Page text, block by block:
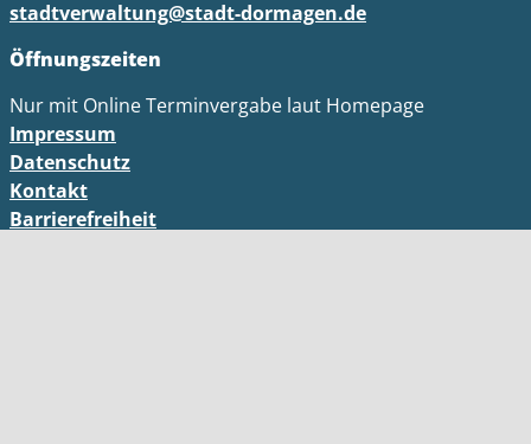
stadtverwaltung@stadt-dormagen.de
Öffnungszeiten
Nur mit Online Terminvergabe laut Homepage
Impressum
Datenschutz
Kontakt
Barrierefreiheit